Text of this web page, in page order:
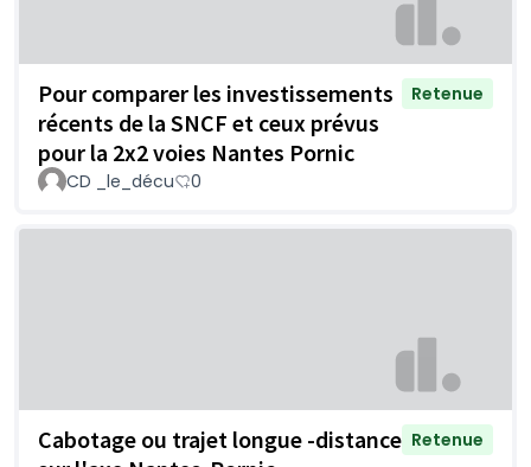
Pour comparer les investissements
récents de la SNCF et ceux prévus
pour la 2x2 voies Nantes Pornic
Retenue
CD _le_décu 0
Cabotage ou trajet longue -distance Retenue